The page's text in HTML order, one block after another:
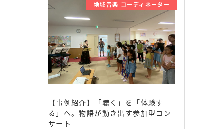
地域音楽 コーディネーター
【事例紹介】「聴く」を「体験す
る」へ。物語が動き出す参加型コン
サート